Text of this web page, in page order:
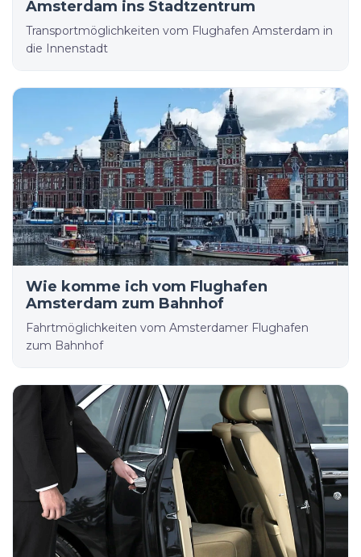
Amsterdam ins Stadtzentrum
Transportmöglichkeiten vom Flughafen Amsterdam in
die Innenstadt
Wie komme ich vom Flughafen
Amsterdam zum Bahnhof
Fahrtmöglichkeiten vom Amsterdamer Flughafen
zum Bahnhof